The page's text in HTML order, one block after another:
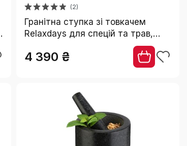
(2)
Гранітна ступка зі товкачем
Relaxdays для спецій та трав,
полірований натуральний камінь,
Ø 13 см, 500 мл, чорна
4 390 ₴